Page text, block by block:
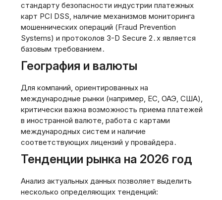
стандарту безопасности индустрии платежных
карт PCI DSS, наличие механизмов мониторинга
мошеннических операций (Fraud Prevention
Systems) и протоколов 3-D Secure 2․x является
базовым требованием․
География и валюты
Для компаний, ориентированных на
международные рынки (например, ЕС, ОАЭ, США),
критически важна возможность приема платежей
в иностранной валюте, работа с картами
международных систем и наличие
соответствующих лицензий у провайдера․
Тенденции рынка на 2026 год
Анализ актуальных данных позволяет выделить
несколько определяющих тенденций: